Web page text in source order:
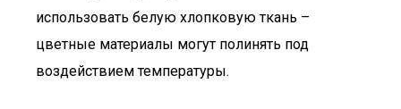
использовать белую хлопковую ткань –
цветные материалы могут полинять под
воздействием температуры.